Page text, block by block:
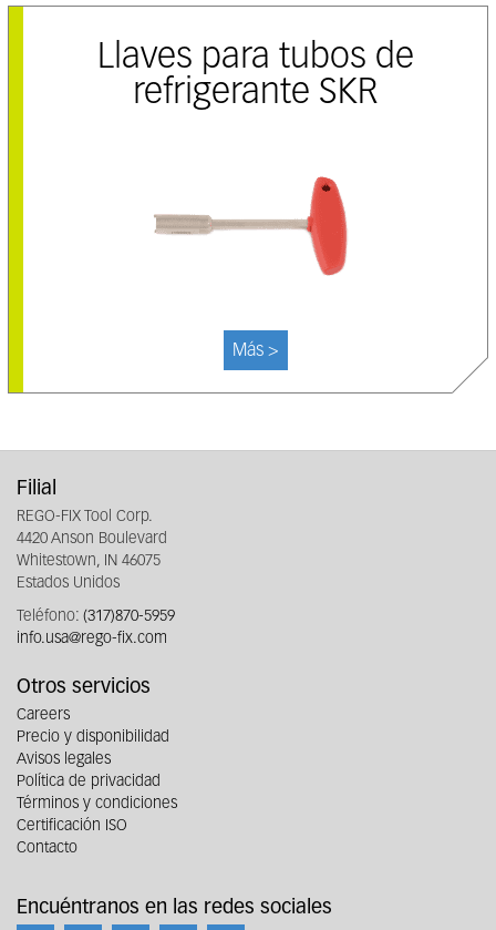
Llaves para tubos de
refrigerante SKR
Más >
Filial
REGO-FIX Tool Corp.
4420 Anson Boulevard
Whitestown, IN 46075
Estados Unidos
Teléfono: (317)870-5959
info.usa@rego-fix.com
Otros servicios
Careers
Precio y disponibilidad
Avisos legales
Política de privacidad
Términos y condiciones
Certificación ISO
Contacto
Encuéntranos en las redes sociales